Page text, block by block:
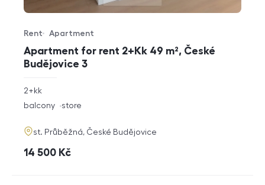
Apartment for rent 2+Kk 49 m², České
Budějovice 3
Offer type
Rent
Property type
Apartment
rozměry
disposition
2+kk
funkce
balcony store
adresa
st. Průběžná, České Budějovice
cena
14 500 Kč